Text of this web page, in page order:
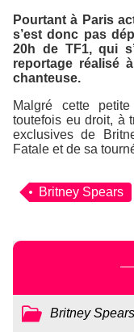
Pourtant à Paris
s’est donc pas
20h de TF1, qui
reportage réalisé
chanteuse.
Malgré cette
toutefois eu droit, à
exclusives de
Fatale et de sa
Britney Spears
Britney Spears